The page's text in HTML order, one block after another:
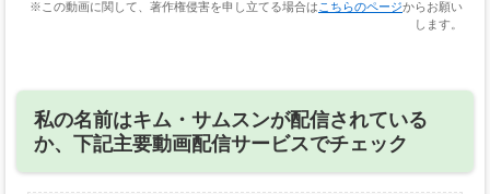
※この動画に関して、著作権侵害を申し立てる場合は こちらのページからお願い
します。
私の名前はキム・サムスンが配信されている
か、下記主要動画配信サービスでチェック